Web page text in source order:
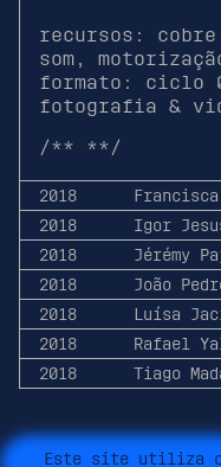
Este si te uti l i za
recursos:
som,
formato: ciclo
fotografia &
/** **/
2018
2018
Igor
2018
Jérémy
2018
João
2018
Luísa
2018
Rafael
2018
Tiago